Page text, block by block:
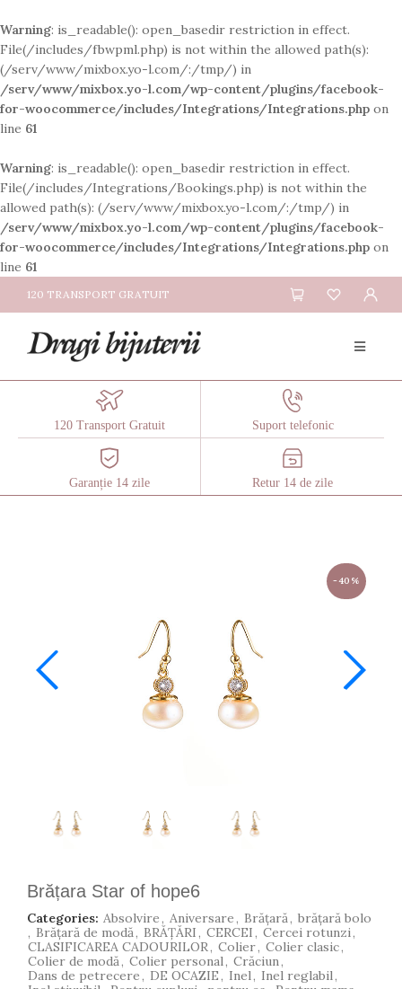
Warning: is_readable(): open_basedir restriction in effect.
File(/includes/fbwpml.php) is not within the allowed path(s):
(/serv/www/mixbox.yo-l.com/:/tmp/) in
/serv/www/mixbox.yo-l.com/wp-content/plugins/facebook-
for-woocommerce/includes/Integrations/Integrations.php on
line 61
Warning: is_readable(): open_basedir restriction in effect.
File(/includes/Integrations/Bookings.php) is not within the
allowed path(s): (/serv/www/mixbox.yo-l.com/:/tmp/) in
/serv/www/mixbox.yo-l.com/wp-content/plugins/facebook-
for-woocommerce/includes/Integrations/Integrations.php on
line 61
120 TRANSPORT GRATUIT
120 Transport Gratuit Suport telefonic
Garanție 14 zile Retur 14 de zile
-40%
Brățara Star of hope6
Categories: Absolvire, Aniversare, Brățară, brățară bolo
, Brățară de modă, BRĂȚĂRI, CERCEI, Cercei rotunzi,
CLASIFICAREA CADOURILOR, Colier, Colier clasic,
Colier de modă, Colier personal, Crăciun,
Dans de petrecere, DE OCAZIE, Inel, Inel reglabil,